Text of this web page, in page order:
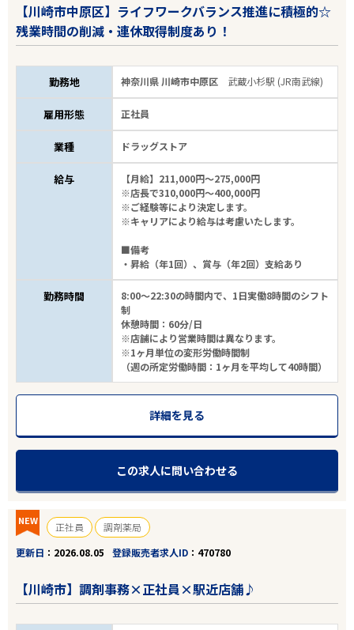
【川崎市中原区】ライフワークバランス推進に積極的☆
残業時間の削減・連休取得制度あり！
勤務地 神奈川県 川崎市中原区 武蔵小杉駅 (JR南武線)
雇用形態 正社員
業種 ドラッグストア
給与
【月給】211,000円～275,000円
※店長で310,000円～400,000円
※ご経験等により決定します。
※キャリアにより給与は考慮いたします。
■備考
・昇給（年1回）、賞与（年2回）支給あり
勤務時間
8:00～22:30の時間内で、1日実働8時間のシフト
制
休憩時間：60分/日
※店舗により営業時間は異なります。
※1ヶ月単位の変形労働時間制
（週の所定労働時間：1ヶ月を平均して40時間）
詳細を見る
この求人に問い合わせる
NEW 正社員
調剤薬局
更新日
2026.08.05 登録販売者求人ID 470780
【川崎市】調剤事務×正社員×駅近店舗♪